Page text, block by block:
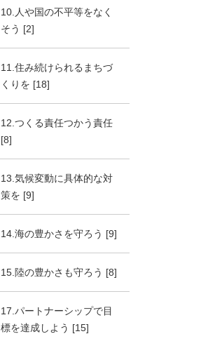
10.人や国の不平等をなく
そう [2]
11.住み続けられるまちづ
くりを [18]
12.つくる責任つかう責任
[8]
13.気候変動に具体的な対
策を [9]
14.海の豊かさを守ろう [9]
15.陸の豊かさも守ろう [8]
17.パートナーシップで目
標を達成しよう [15]